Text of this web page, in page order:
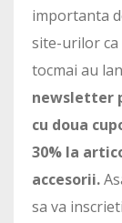
importanta
site-urilor ca
tocmai au
newsletter
cu doua
30% la
accesorii.
sa va